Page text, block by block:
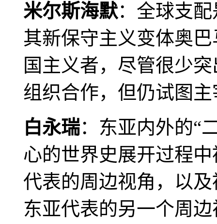
米尔斯海默：全球支
其新保守主义变体奥
国主义者，尽管很少
组织合作，但仍试图
白永瑞：东亚内外的“
心的世界史展开过程
代表的周边视角，以
东亚代表的另一个周